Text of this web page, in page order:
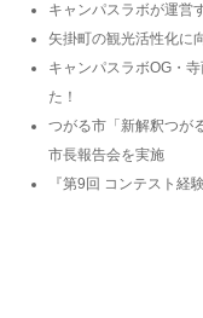
キャンパスラボが運営
矢掛町の観光活性化に
キャンパスラボOG・
た！
つがる市「新解釈つが
市長報告会を実施
『第9回 コンテスト経